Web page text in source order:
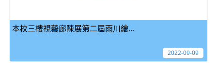
本校三樓視藝廊陳展第二屆雨川繪...
2022-09-09